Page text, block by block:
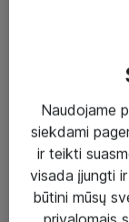
Paslaugos
Sprendimai
Įgyvendinti
Naudojame
siekdami
ir teikti
visada įjungti
būtini mūsų